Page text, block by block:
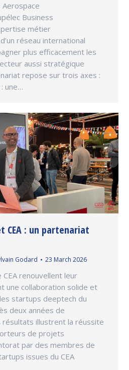
Business
métier
réseau international
plus efficacement les
aussi stratégique
repose sur trois axes :
une…
CEA : un partenariat
Godard 23 March 2026
renouvellent leur
une collaboration solide et
startups deeptech du
deux années de
résultats illustrent la réussite
de projets
par des membres de
issues du CEA